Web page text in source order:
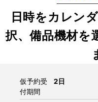
日時をカレン
択、備品機材を
仮予約受
付期間
2日